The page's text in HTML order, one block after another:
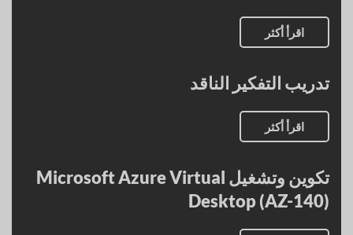
اقرأ أكثر
تدريب التفكير الناقد
اقرأ أكثر
تكوين وتشغيل Microsoft Azure Virtual
Desktop (AZ-140)